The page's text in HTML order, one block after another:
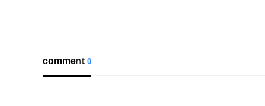
comment0